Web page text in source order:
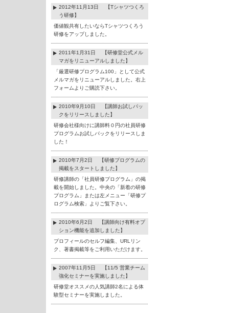
2012年11月13日 【Tシャツつくろ
う研修】
価値観共有したいならTシャツつくろう
研修をアップしました。
2011年1月31日 【研修堂公式メル
マガをリニューアルしました】
「厳選研修プログラム100」として公式
メルマガをリニューアルしました。右上
フォームよりご購読下さい。
2010年9月10日 【講師お試しパッ
クをリリースしました】
研修会社様向けに講師料０円の社員研修
プログラムお試しパックをリリースしま
した！
2010年7月2日 【研修プログラムの
掲載をスタートしました】
研修講師の「社員研修プログラム」の掲
載を開始しました。中央の「新着の研修
プログラム」または左メニュー「研修プ
ログラム検索」よりご覧下さい。
2010年6月2日 【講師向け有料オプ
ション機能を追加しました】
プロフィールのセルフ編集、URLリン
ク、著書掲載等をご利用いただけます。
2007年11月5日 【11/5 営業チーム
強化セミナーを実施しました】
研修堂オススメの人気講師2名による体
験型セミナーを実施しました。